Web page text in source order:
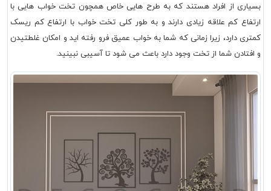
بسیاری از افراد هستند که به طرح هایی خاص همچون تخت خواب هایی با
ارتفاع کم علاقه زیادی دارند و به طور کلی تخت خواب با ارتفاع کم ریسک
کمتری دارد، زیرا زمانی که شما به خواب عمیق فرو رفته اید و امکان غلطتیدن
و افتادن شما از تخت وجود دارد باعث می شود تا آسیبی نبینید.